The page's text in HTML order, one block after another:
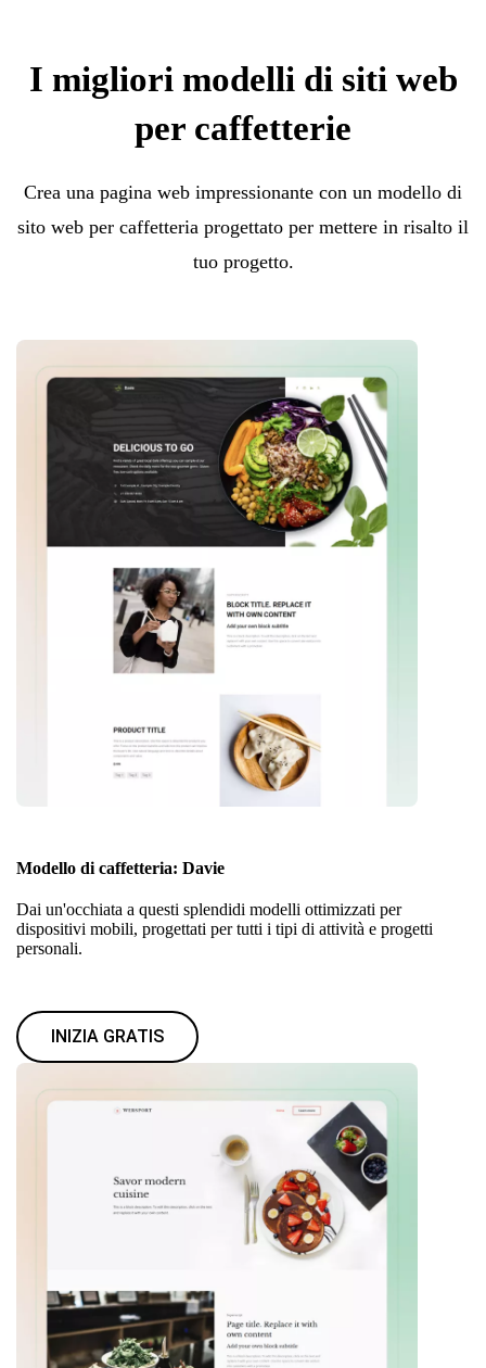
I migliori modelli di siti web
per caffetterie
Crea una pagina web impressionante con un modello di
sito web per caffetteria progettato per mettere in risalto il
tuo progetto.
Modello di caffetteria: Davie
Dai un'occhiata a questi splendidi modelli ottimizzati per
dispositivi mobili, progettati per tutti i tipi di attività e progetti
personali.
INIZIA GRATIS